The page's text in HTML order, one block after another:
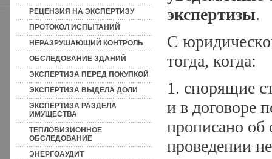
РЕЦЕНЗИЯ НА ЭКСПЕРТИЗУ
ПРОТОКОЛ ИСПЫТАНИЙ
НЕРАЗРУШАЮЩИЙ КОНТРОЛЬ
ОБСЛЕДОВАНИЕ ЗДАНИЙ
ЭКСПЕРТИЗА ПЕРЕД ПОКУПКОЙ
ЭКСПЕРТИЗА ВЫДЕЛА ДОЛИ
ЭКСПЕРТИЗА РАЗДЕЛА
ИМУЩЕСТВА
ТЕПЛОВИЗИОННОЕ
ОБСЛЕДОВАНИЕ
ЭНЕРГОАУДИТ
экспертизы.
С
тогда, когда:
1. спорящие
и в договоре
прописано об
проведении